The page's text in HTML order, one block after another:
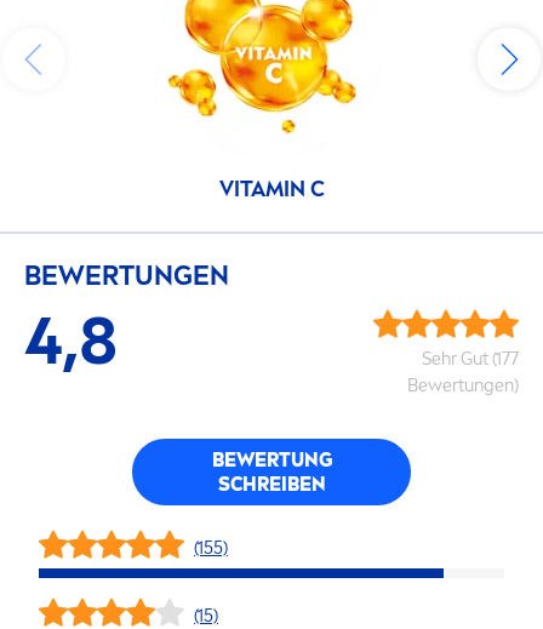
VITAMIN C
BEWERTUNGEN
4,8
Sehr Gut (177
Bewertungen)
BEWERTUNG
SCHREIBEN
(155)
(15)